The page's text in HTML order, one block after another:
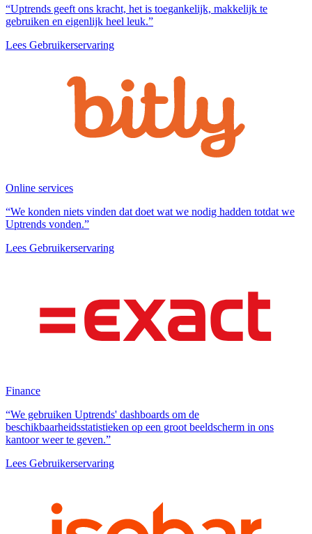
“Uptrends geeft ons kracht, het is toegankelijk, makkelijk te
gebruiken en eigenlijk heel leuk.”
Lees Gebruikerservaring
Online services
“We konden niets vinden dat doet wat we nodig hadden totdat we
Uptrends vonden.”
Lees Gebruikerservaring
Finance
“We gebruiken Uptrends' dashboards om de
beschikbaarheidsstatistieken op een groot beeldscherm in ons
kantoor weer te geven.”
Lees Gebruikerservaring